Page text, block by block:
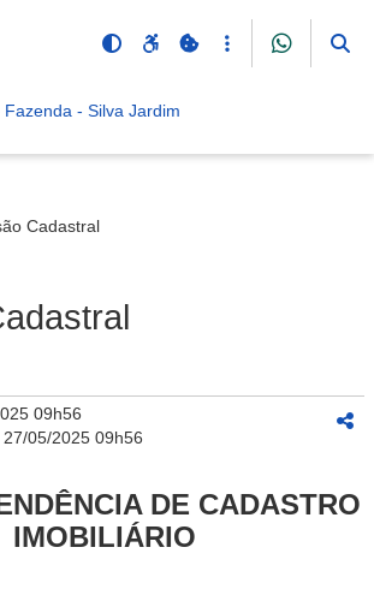
- Silva Jardim
Cadastral
09h56
27/05/2025 09h56
DE CADASTRO
IMOBILIÁRIO